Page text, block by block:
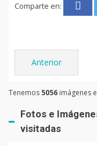
Comparte en:
Anterior
Tenemos 5056 imágenes
Fotos e
visitadas